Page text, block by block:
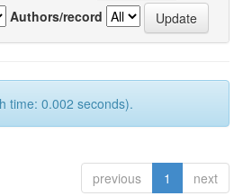
Authors/record
time: 0.002 seconds).
previous 1 next